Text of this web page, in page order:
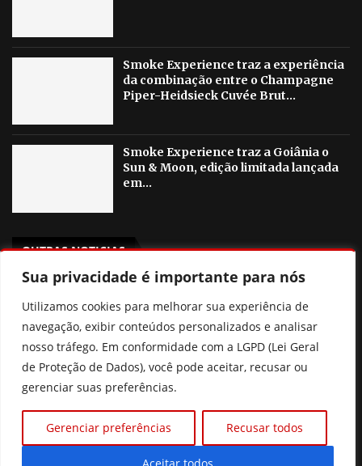
Sua privacidade é importante para nós
Utilizamos cookies para melhorar sua experiência de
navegação, exibir conteúdos personalizados e analisar
nosso tráfego. Em conformidade com a LGPD (Lei Geral
de Proteção de Dados), você pode aceitar, recusar ou
gerenciar suas preferências.
Gerenciar preferências Recusar todos
Smoke Experience traz a experiência
da combinação entre o Champagne
Piper-Heidsieck Cuvée Brut...
Smoke Experience traz a Goiânia o
Sun & Moon, edição limitada lançada
em...
OUTRAS NOTICIAS
risco para crianças e adolescentes
Agosto Lilás em Goiânia terá palestras, blitzes e ações
contra a violência à mulher
Poliana Rocha elogia Zé Felipe e Neymar como pais
Prefeitura de Goiânia discute mudanças nas regras de
consignados para servidores